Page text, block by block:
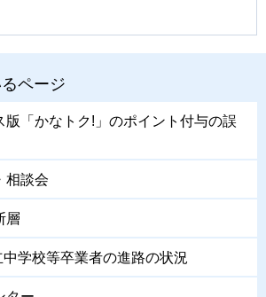
ページ
版「かなトク!」のポイント付与の誤
相談会
層
学校等卒業者の進路の状況